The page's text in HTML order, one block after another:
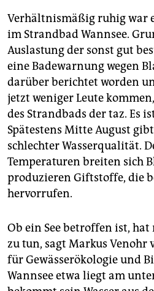
unterstützen
abo
genossenschaft
epaper login
Verhältnismäßig ruhig war
im Strandbad Wannsee.
Auslastung der sonst gut
eine Badewarnung wegen
darüber berichtet worden
jetzt weniger Leute
des Strandbads der taz. Es
Spätestens Mitte August
schlechter Wasserqualität.
Temperaturen breiten sich
produzieren Giftstoffe, die
hervorrufen.
Ob ein See betroffen ist,
zu tun, sagt Markus
für Gewässerökologie und
Wannsee etwa liegt am